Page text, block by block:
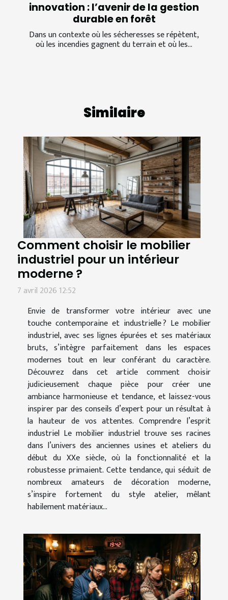
innovation : l’avenir de la gestion
durable en forêt
Dans un contexte où les sécheresses se répètent,
où les incendies gagnent du terrain et où les...
Similaire
Comment choisir le mobilier
industriel pour un intérieur
moderne ?
7 avril 2026 12:52
Envie de transformer votre intérieur avec une
touche contemporaine et industrielle ? Le mobilier
industriel, avec ses lignes épurées et ses matériaux
bruts, s’intègre parfaitement dans les espaces
modernes tout en leur conférant du caractère.
Découvrez dans cet article comment choisir
judicieusement chaque pièce pour créer une
ambiance harmonieuse et tendance, et laissez-vous
inspirer par des conseils d’expert pour un résultat à
la hauteur de vos attentes. Comprendre l’esprit
industriel Le mobilier industriel trouve ses racines
dans l’univers des anciennes usines et ateliers du
début du XXe siècle, où la fonctionnalité et la
robustesse primaient. Cette tendance, qui séduit de
nombreux amateurs de décoration moderne,
s’inspire fortement du style atelier, mêlant
habilement matériaux...